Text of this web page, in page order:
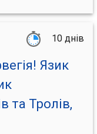
10 днів
Язик
та Тролів,